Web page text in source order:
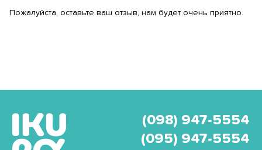
Пожалуйста, оставьте ваш отзыв, нам будет очень приятно.
(098) 947-5554
(095) 947-5554